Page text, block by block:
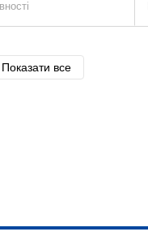
Показати все